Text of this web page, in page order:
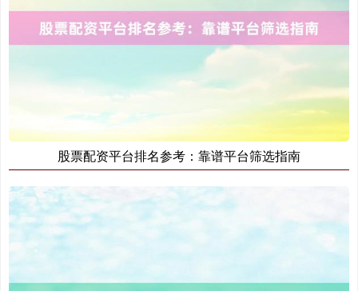
北证50 1134.24 +11.37 +1.01%
创业板指 3563.12 +47.56
股票配资平台排名参考：靠谱平台筛选指南